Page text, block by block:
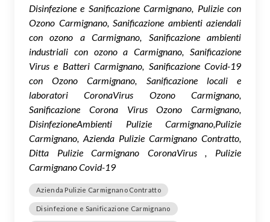
Disinfezione e Sanificazione Carmignano, Pulizie con
Ozono Carmignano, Sanificazione ambienti aziendali
con ozono a Carmignano, Sanificazione ambienti
industriali con ozono a Carmignano, Sanificazione
Virus e Batteri Carmignano, Sanificazione Covid-19
con Ozono Carmignano, Sanificazione locali e
laboratori CoronaVirus Ozono Carmignano,
Sanificazione Corona Virus Ozono Carmignano,
DisinfezioneAmbienti Pulizie Carmignano,Pulizie
Carmignano, Azienda Pulizie Carmignano Contratto,
Ditta Pulizie Carmignano CoronaVirus , Pulizie
Carmignano Covid-19
Azienda Pulizie Carmignano Contratto
Disinfezione e Sanificazione Carmignano